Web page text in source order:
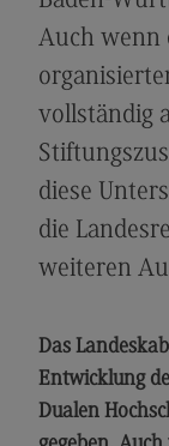
Kontakt
Digital
Digital
Kontakt
Auch wenn
vollständig
diese
die
weiteren
Das
Entwicklung
Dualen